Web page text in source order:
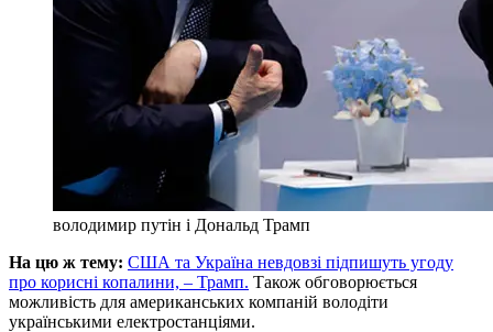
володимир путін і Дональд Трамп
На цю ж тему: США та Україна невдовзі підпишуть угоду
про корисні копалини, – Трамп. Також обговорюється
можливість для американських компаній володіти
українськими електростанціями.